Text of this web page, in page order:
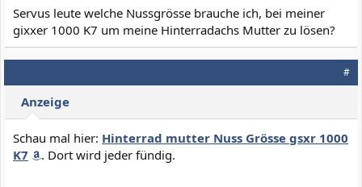
Servus leute welche Nussgrösse brauche ich, bei meiner
gixxer 1000 K7 um meine Hinterradachs Mutter zu lösen?
#
Anzeige
Schau mal hier: Hinterrad mutter Nuss Grösse gsxr 1000
K7
. Dort wird jeder fündig.